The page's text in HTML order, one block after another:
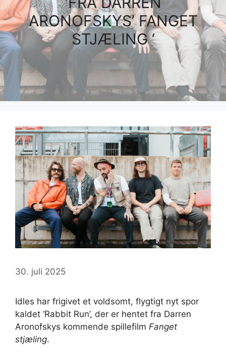
ARONOFSKYS’ FANGET
STJÆLING ‘
30. juli 2025
Idles har frigivet et voldsomt, flygtigt nyt spor
kaldet ‘Rabbit Run’, der er hentet fra Darren
Aronofskys kommende spillefilm Fanget
stjæling.